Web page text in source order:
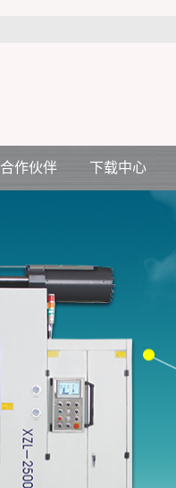
合作伙伴 下载中心